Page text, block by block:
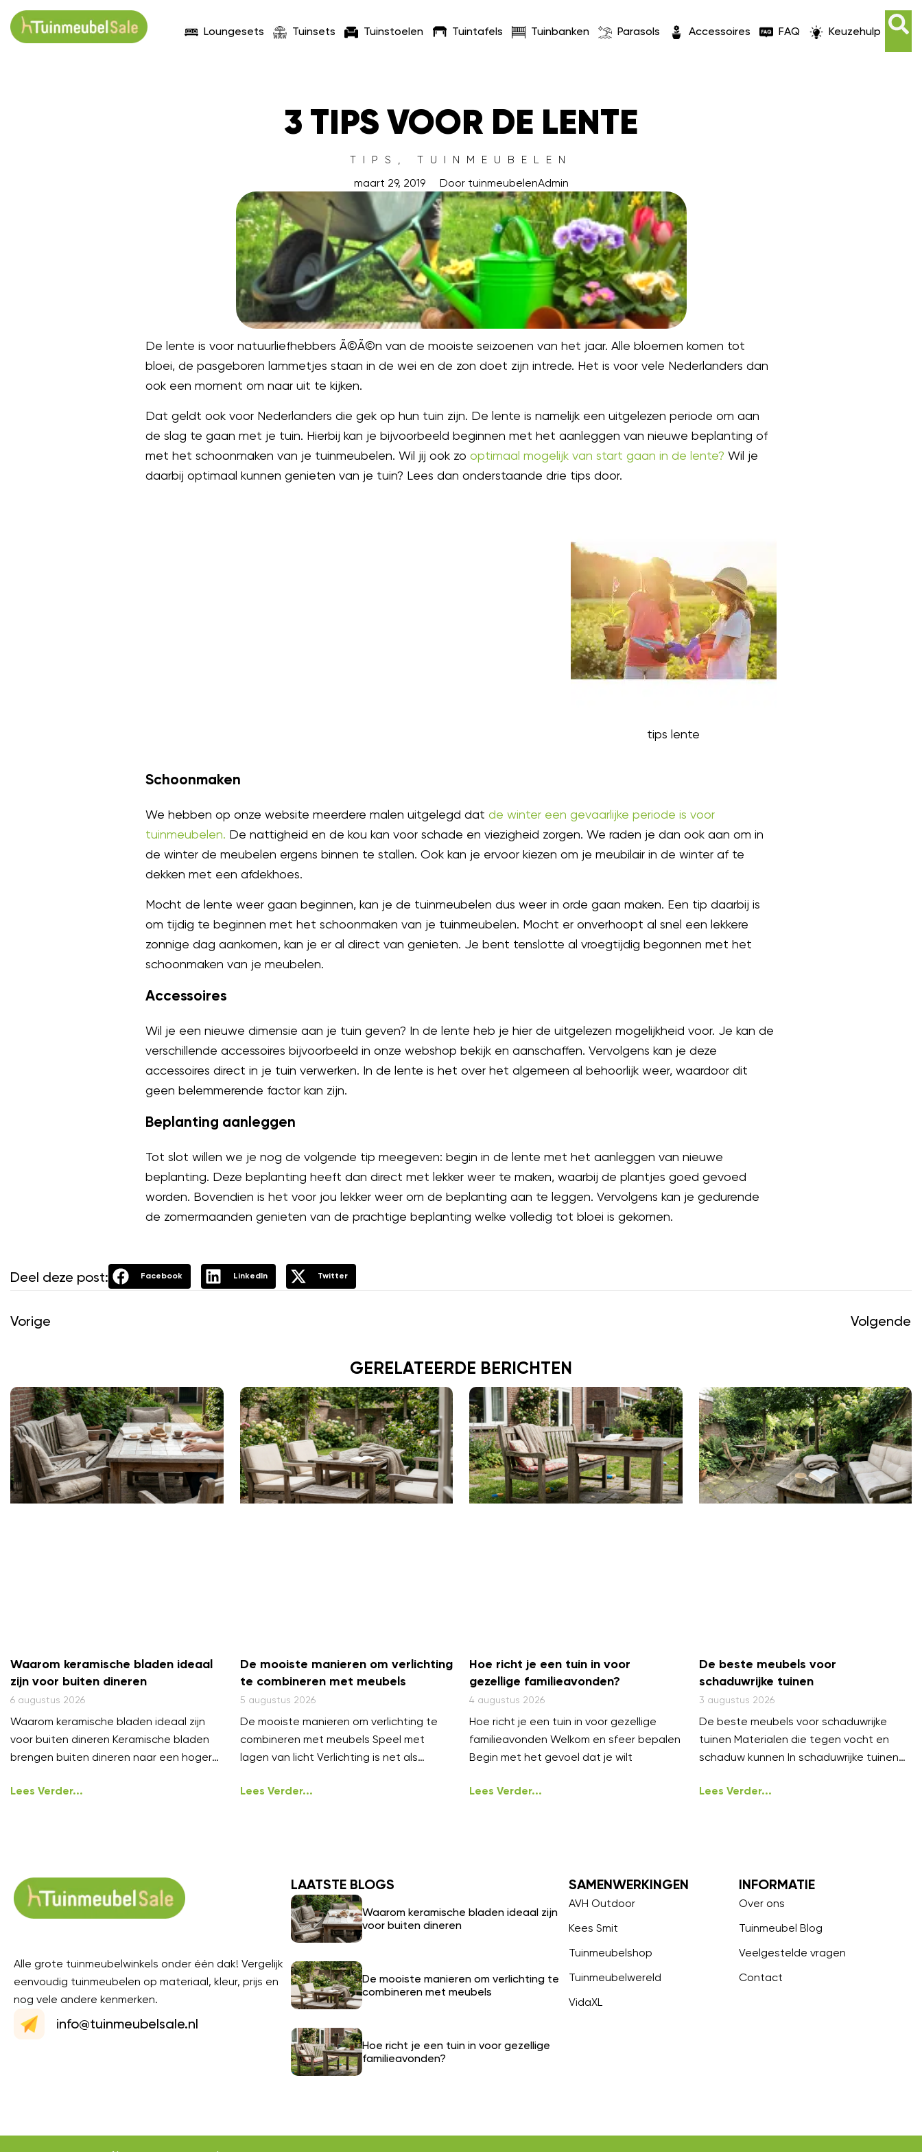
Loungesets Tuinsets Tuinstoelen Tuintafels Tuinbanken Parasols Accessoires FAQ Keuzehulp
3 TIPS VOOR DE LENTE
TIPS , TUINMEUBELEN
maart 29, 2019
DoortuinmeubelenAdmin
De lente is voor natuurliefhebbers Ã©Ã©n van de mooiste seizoenen van het jaar. Alle bloemen komen tot
bloei, de pasgeboren lammetjes staan in de wei en de zon doet zijn intrede. Het is voor vele Nederlanders dan
ook een moment om naar uit te kijken.
Dat geldt ook voor Nederlanders die gek op hun tuin zijn. De lente is namelijk een uitgelezen periode om aan
de slag te gaan met je tuin. Hierbij kan je bijvoorbeeld beginnen met het aanleggen van nieuwe beplanting of
met het schoonmaken van je tuinmeubelen. Wil jij ook zooptimaal mogelijk van start gaan in de lente? Wil je
daarbij optimaal kunnen genieten van je tuin? Lees dan onderstaande drie tips door.
tips lente
Schoonmaken
We hebben op onze website meerdere malen uitgelegd datde winter een gevaarlijke periode is voor
tuinmeubelen. De nattigheid en de kou kan voor schade en viezigheid zorgen. We raden je dan ook aan om in
de winter de meubelen ergens binnen te stallen. Ook kan je ervoor kiezen om je meubilair in de winter af te
dekken met een afdekhoes.
Mocht de lente weer gaan beginnen, kan je de tuinmeubelen dus weer in orde gaan maken. Een tip daarbij is
om tijdig te beginnen met het schoonmaken van je tuinmeubelen. Mocht er onverhoopt al snel een lekkere
zonnige dag aankomen, kan je er al direct van genieten. Je bent tenslotte al vroegtijdig begonnen met het
schoonmaken van je meubelen.
Accessoires
Wil je een nieuwe dimensie aan je tuin geven? In de lente heb je hier de uitgelezen mogelijkheid voor. Je kan de
verschillende accessoires bijvoorbeeld in onze webshop bekijk en aanschaffen. Vervolgens kan je deze
accessoires direct in je tuin verwerken. In de lente is het over het algemeen al behoorlijk weer, waardoor dit
geen belemmerende factor kan zijn.
Beplanting aanleggen
Tot slot willen we je nog de volgende tip meegeven: begin in de lente met het aanleggen van nieuwe
beplanting. Deze beplanting heeft dan direct met lekker weer te maken, waarbij de plantjes goed gevoed
worden. Bovendien is het voor jou lekker weer om de beplanting aan te leggen. Vervolgens kan je gedurende
de zomermaanden genieten van de prachtige beplanting welke volledig tot bloei is gekomen.
Deel deze post: Facebook LinkedIn Twitter
Vorige Volgende
GERELATEERDE BERICHTEN
Waarom keramische bladen ideaal
zijn voor buiten dineren
6 augustus 2026
Waarom keramische bladen ideaal zijn
voor buiten dineren Keramische bladen
brengen buiten dineren naar een hoger
Lees Verder...
De mooiste manieren om verlichting
te combineren met meubels
5 augustus 2026
De mooiste manieren om verlichting te
combineren met meubels Speel met
lagen van licht Verlichting is net als
Lees Verder...
Hoe richt je een tuin in voor
gezellige familieavonden?
4 augustus 2026
Hoe richt je een tuin in voor gezellige
familieavonden Welkom en sfeer bepalen
Begin met het gevoel dat je wilt
Lees Verder...
De beste meubels voor
schaduwrijke tuinen
3 augustus 2026
De beste meubels voor schaduwrijke
tuinen Materialen die tegen vocht en
schaduw kunnen In schaduwrijke tuinen
Lees Verder...
Alle grote tuinmeubelwinkels onder één dak! Vergelijk
eenvoudig tuinmeubelen op materiaal, kleur, prijs en
nog vele andere kenmerken.
info@tuinmeubelsale.nl
LAATSTE BLOGS
Waarom keramische bladen ideaal zijn
voor buiten dineren
De mooiste manieren om verlichting te
combineren met meubels
Hoe richt je een tuin in voor gezellige
familieavonden?
SAMENWERKINGEN
AVH Outdoor
Kees Smit
Tuinmeubelshop
Tuinmeubelwereld
VidaXL
INFORMATIE
Over ons
Tuinmeubel Blog
Veelgestelde vragen
Contact